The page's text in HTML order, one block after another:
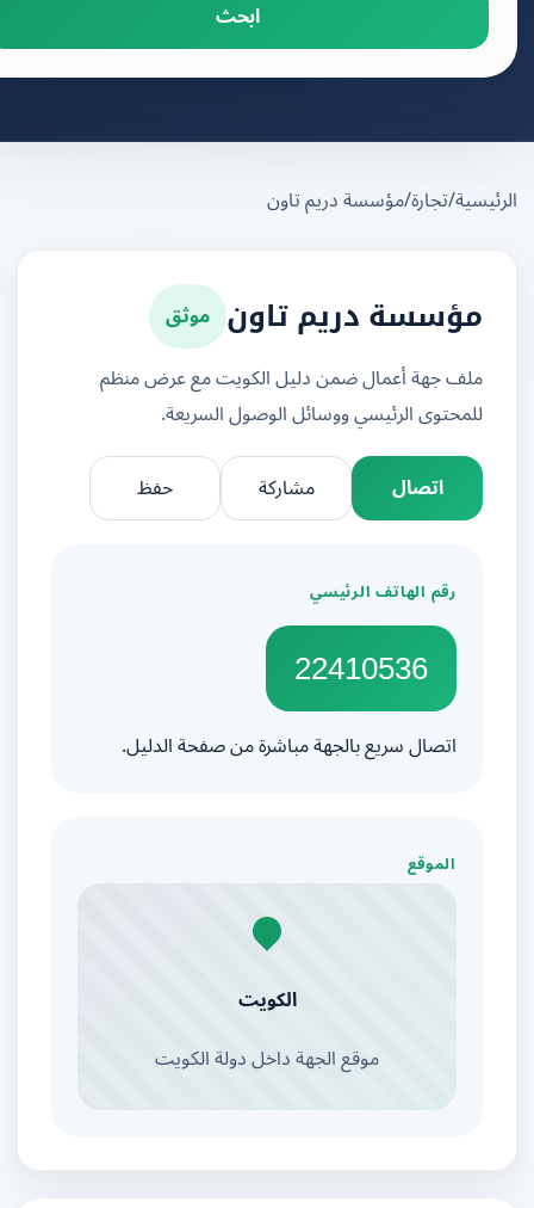
ابحث
/تجارة/مؤسسة دريم تاون
مؤسسة دريم تاون
موثق
ملف جهة أعمال ضمن دليل الكويت مع عرض منظم
للمحتوى الرئيسي ووسائل الوصول السريعة.
اتصال
مشاركة
رقم الهاتف الرئيسي
22410536
اتصال سريع بالجهة مباشرة من صفحة الدليل.
الموقع
الكويت
موقع الجهة داخل دولة الكويت